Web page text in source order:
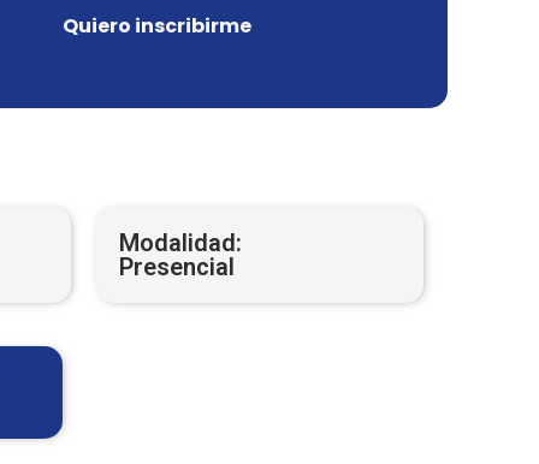
Quiero inscribirme
Modalidad:
Presencial